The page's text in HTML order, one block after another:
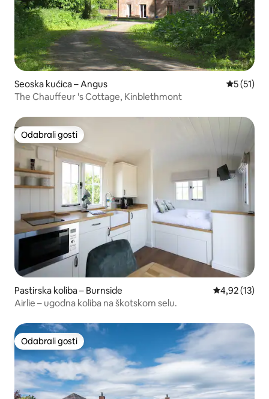
Seoska kućica – Angus Prosječna
5 (51)
The Chauffeur 's Cottage, Kinblethmont
Odabrali gosti
Odabrali gosti
Pastirska koliba – Burnside Prosječna
4,92 (13)
Airlie – ugodna koliba na škotskom selu.
Odabrali gosti
Odabrali gosti